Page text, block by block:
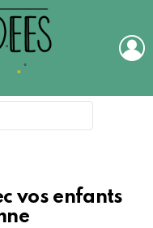
vos enfants